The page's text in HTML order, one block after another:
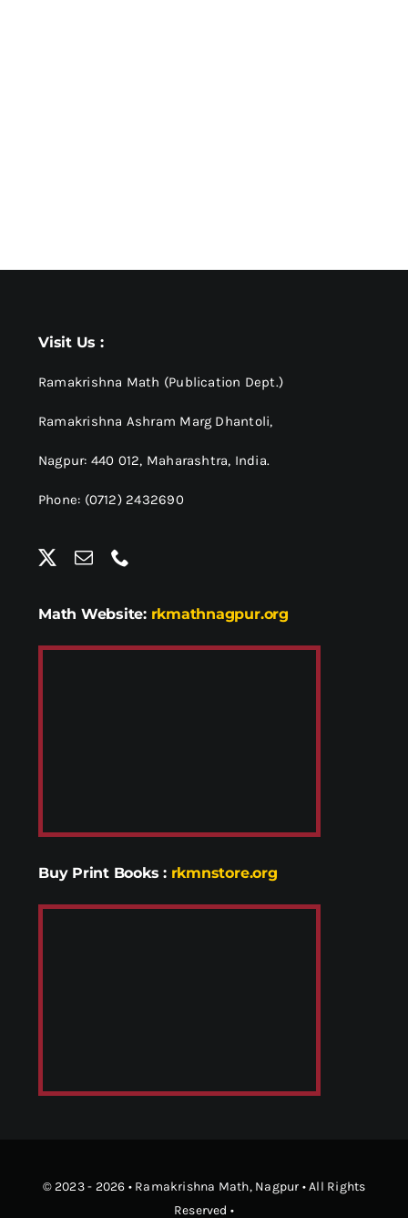
Visit Us :
Ramakrishna Math (Publication Dept.)
Ramakrishna Ashram Marg Dhantoli,
Nagpur: 440 012, Maharashtra, India.
Phone: (0712) 2432690
Math Website: rkmathnagpur.org
Buy Print Books : rkmnstore.org
© 2023 - 2026 • Ramakrishna Math, Nagpur • All Rights
Reserved •